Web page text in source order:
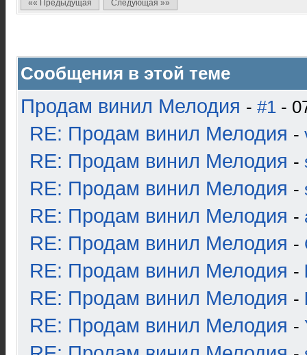
«« Предыдущая Следующая »»
Сообщения в этой теме
Продам винил Мелодия - #1 -
RE: Продам винил Мелодия -
RE: Продам винил Мелодия -
RE: Продам винил Мелодия -
RE: Продам винил Мелодия -
RE: Продам винил Мелодия -
RE: Продам винил Мелодия -
RE: Продам винил Мелодия -
RE: Продам винил Мелодия -